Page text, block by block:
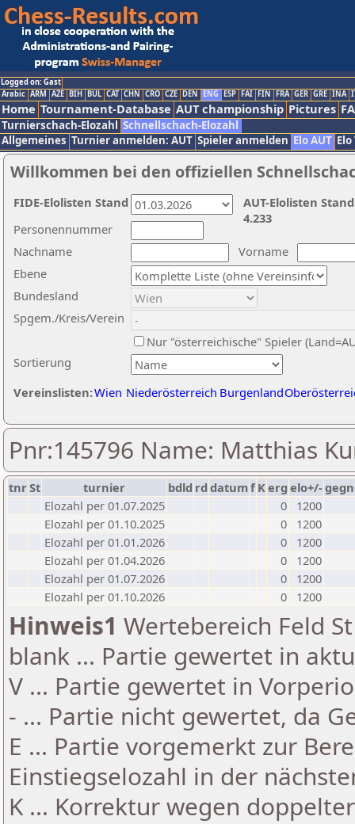
Logged on: Gast
Arabic ARM AZE BIH BUL CAT CHN CRO CZE DEN ENG ESP FAI FIN FRA GER GRE INA
Home Tournament-Database AUT championship Pictures
Turnierschach-Elozahl Schnellschach-Elozahl
Allgemeines Turnier anmelden: AUT Spieler anmelden Elo AUT
Willkommen bei den offiziellen
Nachname
Vorname
Ebene
Sortierung
Personennummer
Bundesland
Spgem./Kreis/Verein
Nur "österreichische" Spieler
Vereinslisten:Wien Niederösterreich Burgenland
AUT-Elolisten
4.233
FIDE-Elolisten Stand
Pnr:145796 Name: Matthias
tnrSt turnier bdld rd datumf Kerg elo+/-
Elozahl per 01.07.2025
0
1200
Elozahl per 01.10.2025
0
1200
Elozahl per 01.01.2026
0
1200
Elozahl per 01.04.2026
0
1200
Elozahl per 01.07.2026
0
1200
Elozahl per 01.10.2026
0 1200
Hinweis1 Wertebereich Feld
blank ... Partie gewertet in
V ... Partie gewertet in
- ... Partie nicht gewertet, da
E ... Partie vorgemerkt zur
Einstiegselozahl in der
K ... Korrektur wegen